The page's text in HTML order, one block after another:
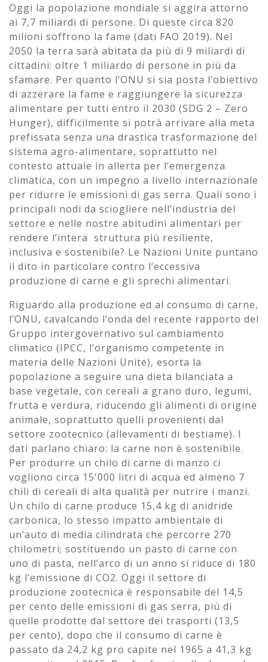
Oggi la popolazione mondiale si aggira attorno
ai 7,7 miliardi di persone. Di queste circa 820
milioni soffrono la fame (dati FAO 2019). Nel
2050 la terra sarà abitata da più di 9 miliardi di
cittadini: oltre 1 miliardo di persone in più da
sfamare. Per quanto l’ONU si sia posta l’obiettivo
di azzerare la fame e raggiungere la sicurezza
alimentare per tutti entro il 2030 (SDG 2 – Zero
Hunger), difficilmente si potrà arrivare alla meta
prefissata senza una drastica trasformazione del
sistema agro-alimentare, soprattutto nel
contesto attuale in allerta per l’emergenza
climatica, con un impegno a livello internazionale
per ridurre le emissioni di gas serra. Quali sono i
principali nodi da sciogliere nell’industria del
settore e nelle nostre abitudini alimentari per
rendere l’intera struttura più resiliente,
inclusiva e sostenibile? Le Nazioni Unite puntano
il dito in particolare contro l’eccessiva
produzione di carne e gli sprechi alimentari.
Riguardo alla produzione ed al consumo di carne,
l’ONU, cavalcando l’onda del recente rapporto del
Gruppo intergovernativo sul cambiamento
climatico (IPCC, l’organismo competente in
materia delle Nazioni Unite), esorta la
popolazione a seguire una dieta bilanciata a
base vegetale, con cereali a grano duro, legumi,
frutta e verdura, riducendo gli alimenti di origine
animale, soprattutto quelli provenienti dal
settore zootecnico (allevamenti di bestiame). I
dati parlano chiaro: la carne non è sostenibile.
Per produrre un chilo di carne di manzo ci
vogliono circa 15'000 litri di acqua ed almeno 7
chili di cereali di alta qualità per nutrire i manzi.
Un chilo di carne produce 15,4 kg di anidride
carbonica, lo stesso impatto ambientale di
un’auto di media cilindrata che percorre 270
chilometri; sostituendo un pasto di carne con
uno di pasta, nell’arco di un anno si riduce di 180
kg l’emissione di CO2. Oggi il settore di
produzione zootecnica è responsabile del 14,5
per cento delle emissioni di gas serra, più di
quelle prodotte dal settore dei trasporti (13,5
per cento), dopo che il consumo di carne è
passato da 24,2 kg pro capite nel 1965 a 41,3 kg